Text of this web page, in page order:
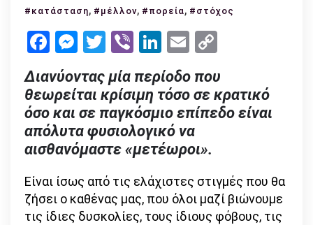
Παρεκκλίνω
Την
Μου
#κατάσταση, #μέλλον, #πορεία, #στόχος
Facebook
Messenger
Twitter
ViberLinkedIn
Email
Διανύοντας μία περίοδο που
θεωρείται κρίσιμη τόσο σε κρατικό
όσο και σε παγκόσμιο επίπεδο είναι
απόλυτα φυσιολογικό να
αισθανόμαστε «μετέωροι».
Είναι ίσως από τις ελάχιστες στιγμές που θα
ζήσει ο καθένας μας, που όλοι μαζί βιώνουμε
τις ίδιες δυσκολίες, τους ίδιους φόβους, τις